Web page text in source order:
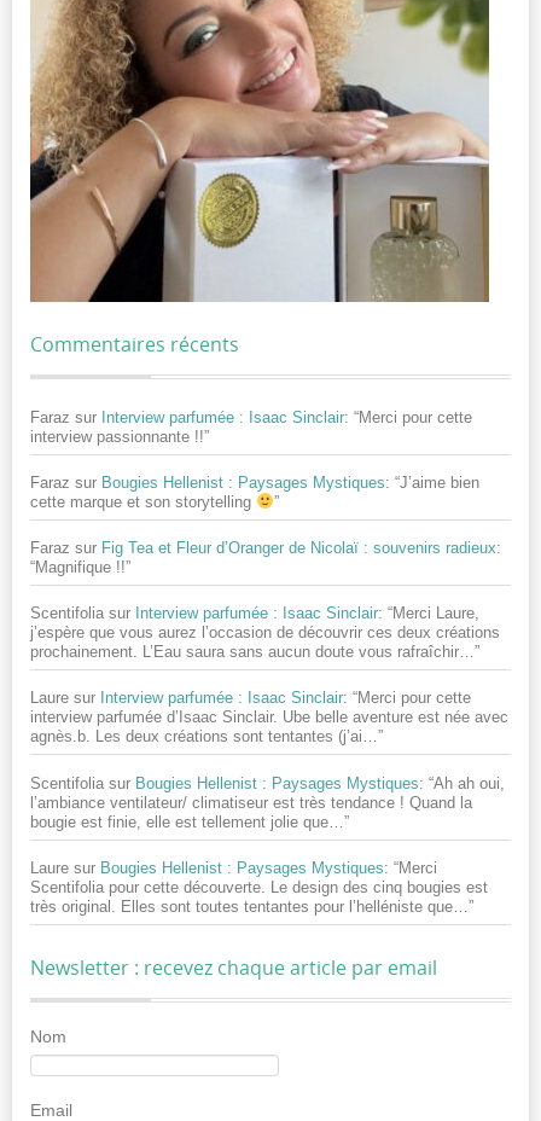
Commentaires récents
Faraz sur Interview parfumée : Isaac Sinclair: “Merci pour cette
interview passionnante !!”
Faraz sur Bougies Hellenist : Paysages Mystiques: “J’aime bien
cette marque et son storytelling
”
Faraz sur Fig Tea et Fleur d’Oranger de Nicolaï : souvenirs radieux:
“Magnifique !!”
Scentifolia sur Interview parfumée : Isaac Sinclair: “Merci Laure,
j’espère que vous aurez l’occasion de découvrir ces deux créations
prochainement. L’Eau saura sans aucun doute vous rafraîchir…”
Laure sur Interview parfumée : Isaac Sinclair: “Merci pour cette
interview parfumée d’Isaac Sinclair. Ube belle aventure est née avec
agnès.b. Les deux créations sont tentantes (j’ai…”
Scentifolia sur Bougies Hellenist : Paysages Mystiques: “Ah ah oui,
l’ambiance ventilateur/ climatiseur est très tendance ! Quand la
bougie est finie, elle est tellement jolie que… ”
Laure sur Bougies Hellenist : Paysages Mystiques: “Merci
Scentifolia pour cette découverte. Le design des cinq bougies est
très original. Elles sont toutes tentantes pour l’helléniste que… ”
Newsletter : recevez chaque article par email
Nom
Email